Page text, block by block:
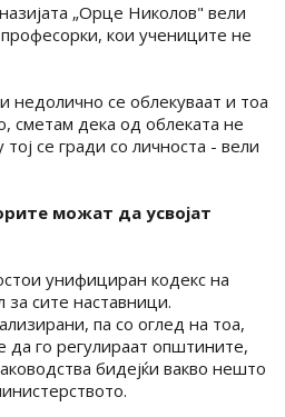
„Орце Николов" вели
кои учениците не
недолично се облекуваат и тоа
сметам дека од облеката не
се гради со личноста - вели
можат да усвојат
унифициран кодекс на
за сите наставници.
па со оглед на тоа,
го регулираат општините,
бидејќи вакво нешто